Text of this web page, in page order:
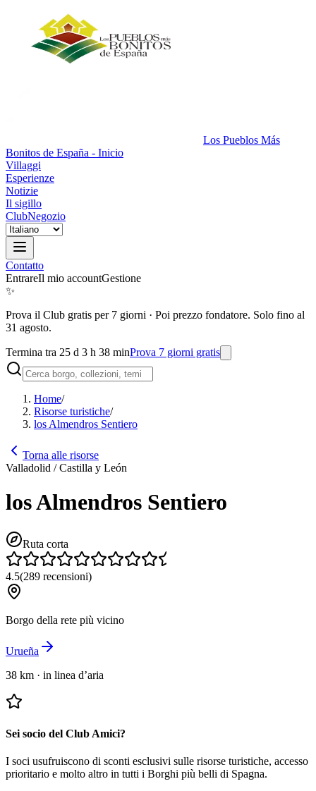
Los Pueblos Más
Bonitos de España - Inicio
Villaggi
Esperienze
Notizie
Il sigillo
ClubNegozio
Contatto
EntrareIl mio accountGestione
✨
Prova il Club gratis per 7 giorni · Poi prezzo fondatore. Solo fino al
31 agosto.
Termina tra 25 d 3 h 38 minProva 7 giorni gratis
Home/
Risorse turistiche/
los Almendros Sentiero
Torna alle risorse
Valladolid / Castilla y León
los Almendros Sentiero
Ruta corta
4.5(289 recensioni)
Borgo della rete più vicino
Urueña
38 km · in linea d’aria
Sei socio del Club Amici?
I soci usufruiscono di sconti esclusivi sulle risorse turistiche, accesso
prioritario e molto altro in tutti i Borghi più belli di Spagna.